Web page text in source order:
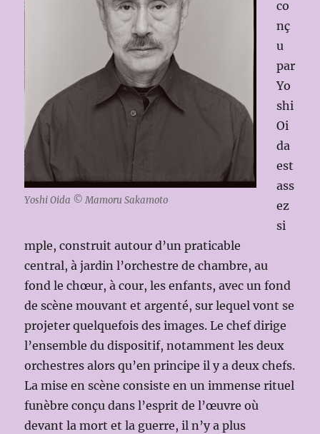
Yoshi Oida © Mamoru Sakamoto
co
nç
u
par
Yo
shi
Oi
da
est
ass
ez
si
mple, construit autour d’un praticable
central, à jardin l’orchestre de chambre, au
fond le chœur, à cour, les enfants, avec un fond
de scène mouvant et argenté, sur lequel vont se
projeter quelquefois des images. Le chef dirige
l’ensemble du dispositif, notamment les deux
orchestres alors qu’en principe il y a deux chefs.
La mise en scène consiste en un immense rituel
funèbre conçu dans l’esprit de l’œuvre où
devant la mort et la guerre, il n’y a plus